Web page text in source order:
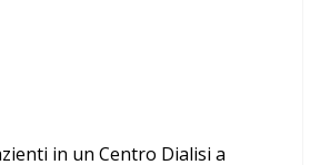
in un Centro Dialisi a